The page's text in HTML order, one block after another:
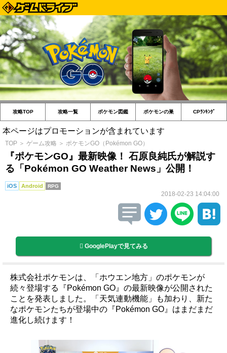
攻略TOP 攻略一覧 ポケモン図鑑 ポケモンの巣 CPﾗﾝｷﾝｸﾞ
本ページはプロモーションが含まれています
TOP ＞ ゲーム攻略 ＞ ポケモンGO（Pokémon GO）
『ポケモンGO』最新映像！ 石原良純氏が解説す
る「Pokémon GO Weather News」公開！
iOS Android RPG
2018-02-23 14:04:00
GooglePlayで見てみる
株式会社ポケモンは、「ホウエン地方」のポケモンが
続々登場する『Pokémon GO』の最新映像が公開された
ことを発表しました。「天気連動機能」も加わり、新た
なポケモンたちが登場中の『Pokémon GO』はまだまだ
進化し続けます！